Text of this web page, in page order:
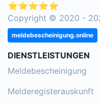
⭐⭐⭐⭐⭐
Copyright © 2020 -
meldebescheinigung.online
DIENSTLEISTUNGEN
Meldebescheinigung
Melderegisterauskunft